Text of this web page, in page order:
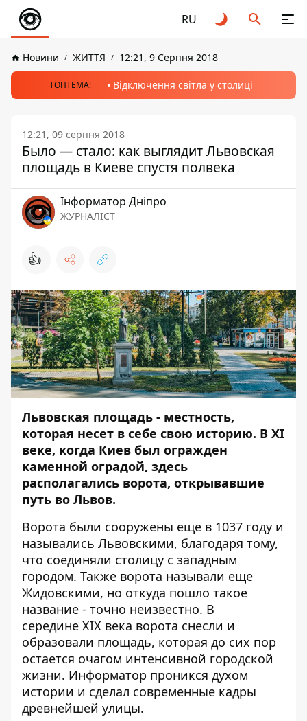
RU
Новини ЖИТТЯ 12:21, 9 Серпня 2018
ТОПТЕМА: Відключення світла у столиці
12:21, 09 серпня 2018
Было — стало: как выглядит Львовская
площадь в Киеве спустя полвека
Інформатор Дніпро
ЖУРНАЛІСТ
👍
Львовская площадь - местность,
которая несет в себе свою историю. В XI
веке, когда Киев был огражден
каменной оградой, здесь
располагались ворота, открывавшие
путь во Львов.
Ворота были сооружены еще в 1037 году и
назывались Львовскими, благодаря тому,
что соединяли столицу с западным
городом. Также ворота называли еще
Жидовскими, но откуда пошло такое
название - точно неизвестно. В
середине XIX века ворота снесли и
образовали площадь, которая до сих пор
остается очагом интенсивной городской
жизни. Информатор проникся духом
истории и сделал современные кадры
древнейшей улицы.